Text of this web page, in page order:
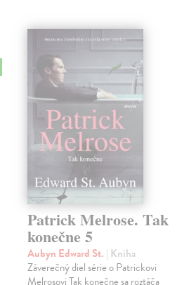
Patrick Melrose. Tak
konečne 5
Aubyn Edward St. | Kniha
Záverečný diel série o Patrickovi
Melrosovi Tak konečne sa roztáča